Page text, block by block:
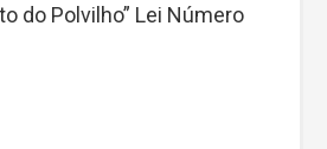
do Polvilho” Lei Número